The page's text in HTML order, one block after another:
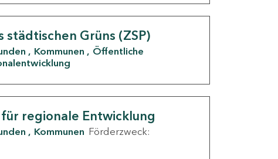
Grüns (ZSP)
Kommunen
Öffentliche
regionale Entwicklung
Kommunen Förderzweck: